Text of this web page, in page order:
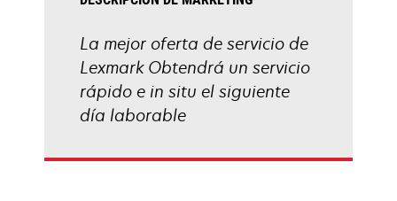
La mejor oferta de servicio de
Lexmark Obtendrá un servicio
rápido e in situ el siguiente
día laborable